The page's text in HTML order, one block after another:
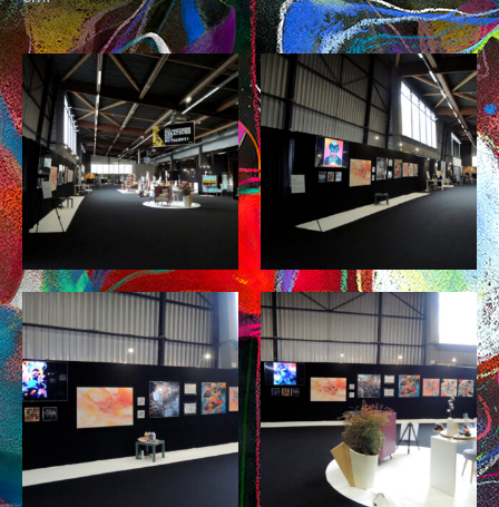
AUX QUATRE CHEMINS
CARRÉS MAGIQUES
PLUMES
AU FIL
MINES DE COULEURS
POUPÉES DE CIRE
L’INK
CARNET DE VOYAGES
PEINTURE
RACINES CARRÉES
PETIT BOIS